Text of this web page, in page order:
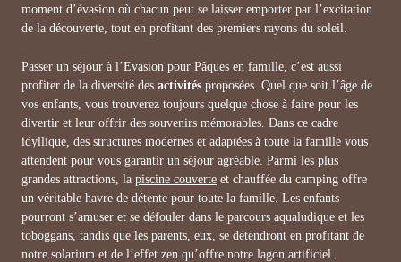
moment d’évasion où chacun peut se laisser emporter par l’excitation
de la découverte, tout en profitant des premiers rayons du soleil.
Passer un séjour à l’Evasion pour Pâques en famille, c’est aussi
profiter de la diversité des activités proposées. Quel que soit l’âge de
vos enfants, vous trouverez toujours quelque chose à faire pour les
divertir et leur offrir des souvenirs mémorables. Dans ce cadre
idyllique, des structures modernes et adaptées à toute la famille vous
attendent pour vous garantir un séjour agréable. Parmi les plus
grandes attractions, la piscine couverte et chauffée du camping offre
un véritable havre de détente pour toute la famille. Les enfants
pourront s’amuser et se défouler dans le parcours aqualudique et les
toboggans, tandis que les parents, eux, se détendront en profitant de
notre solarium et de l’effet zen qu’offre notre lagon artificiel.